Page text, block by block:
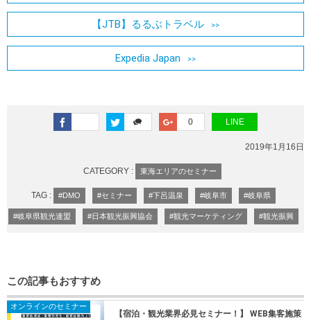
【JTB】るるぶトラベル
Expedia Japan
0 LINE
2019年1月16日
CATEGORY : 東海エリアのセミナー
TAG : #DMO #セミナー #下呂温泉 #岐阜市 #岐阜県
#岐阜県観光連盟 #日本観光振興協会 #観光マーケティング #観光振興
この記事もおすすめ
オンラインのセミナー
【宿泊・観光業界必見セミナー！】 WEB集客施策